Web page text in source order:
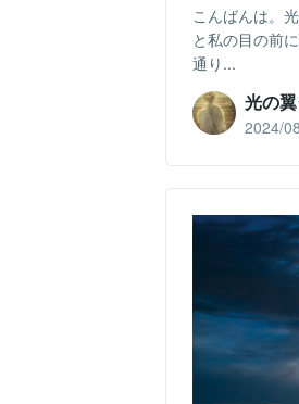
こんばんは。
と私の目の前
通り...
光の
2024/